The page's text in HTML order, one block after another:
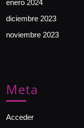
enero 2024
diciembre 2023
noviembre 2023
Meta
Acceder